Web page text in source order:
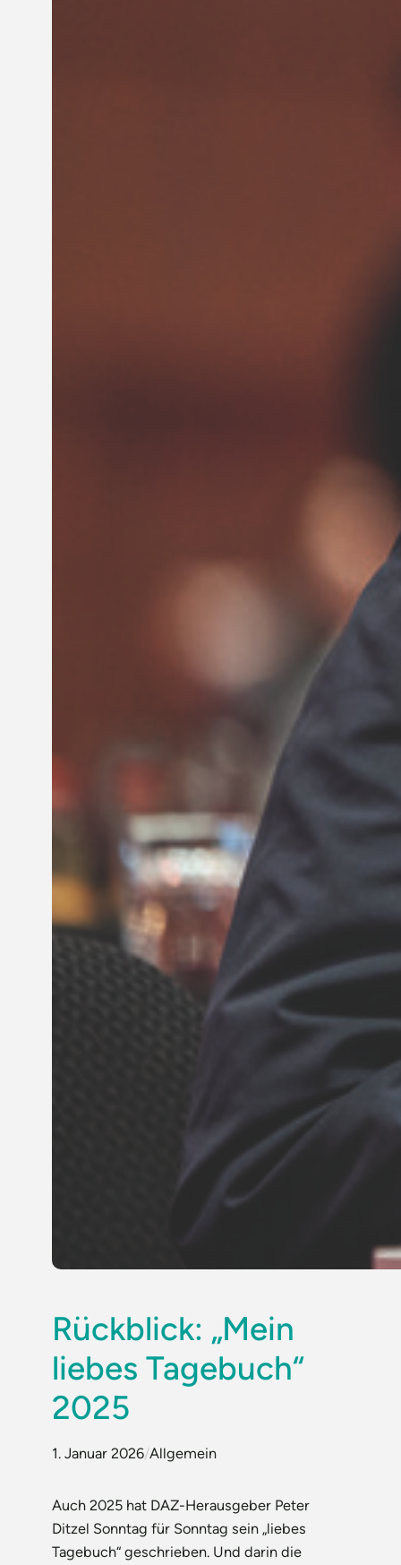
Rückblick: „Mein
liebes Tagebuch“
2025
1. Januar 2026/Allgemein
Auch 2025 hat DAZ-Herausgeber Peter
Ditzel Sonntag für Sonntag sein „liebes
Tagebuch“ geschrieben. Und darin die